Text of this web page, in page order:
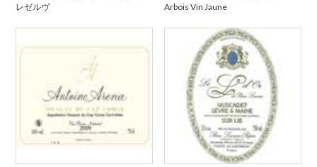
レゼルヴ
Arbois Vin Jaune